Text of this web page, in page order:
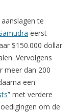
te
eerst
$150.000 dollar
Vervolgens
meer dan 200
een
” met verdere
om de